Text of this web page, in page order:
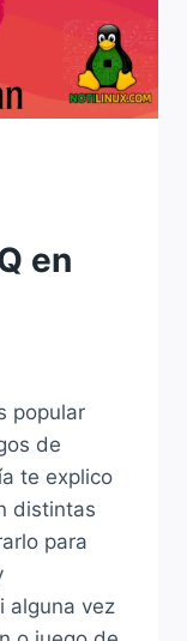
en
popular
de
te explico
distintas
para
alguna vez